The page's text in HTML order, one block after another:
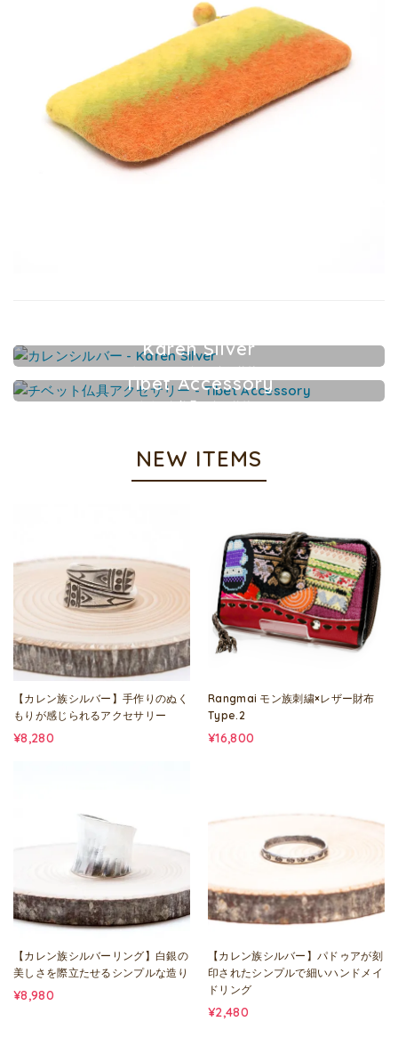
Karen Silver
カレンシルバーアクセサリー
Tibet Accessory
チベット仏具アクセサリー
NEW ITEMS
【カレン族シルバー】手作りのぬく
もりが感じられるアクセサリー
¥8,280
Rangmai モン族刺繍×レザー財布
Type.2
¥16,800
【カレン族シルバーリング】白銀の
美しさを際立たせるシンプルな造り
¥8,980
【カレン族シルバー】パドゥアが刻
印されたシンプルで細いハンドメイ
ドリング
¥2,480